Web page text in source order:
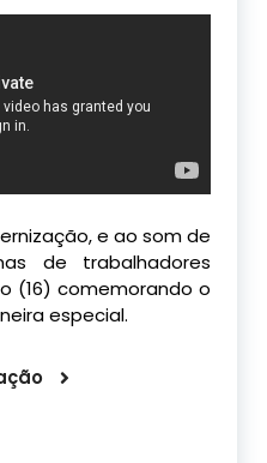
e ao som de
de trabalhadores
(16) comemorando o
especial.